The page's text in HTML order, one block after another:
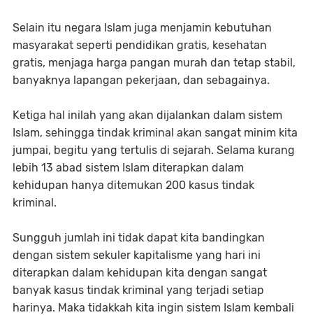
Selain itu negara Islam juga menjamin kebutuhan
masyarakat seperti pendidikan gratis, kesehatan
gratis, menjaga harga pangan murah dan tetap stabil,
banyaknya lapangan pekerjaan, dan sebagainya.
Ketiga hal inilah yang akan dijalankan dalam sistem
Islam, sehingga tindak kriminal akan sangat minim kita
jumpai, begitu yang tertulis di sejarah. Selama kurang
lebih 13 abad sistem Islam diterapkan dalam
kehidupan hanya ditemukan 200 kasus tindak
kriminal.
Sungguh jumlah ini tidak dapat kita bandingkan
dengan sistem sekuler kapitalisme yang hari ini
diterapkan dalam kehidupan kita dengan sangat
banyak kasus tindak kriminal yang terjadi setiap
harinya. Maka tidakkah kita ingin sistem Islam kembali